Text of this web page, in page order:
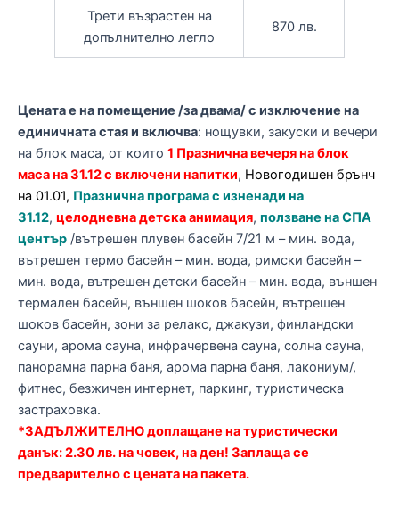
Трети възрастен на
допълнително легло
870 лв.
Ценатае на помещение /за двама/ с изключение на
единичната стая и включва: нощувки, закуски и вечери
на блок маса, от които 1 Празнична вечеря на блок
маса на 31.12 с включени напитки, Новогодишен брънч
на 01.01, Празнична програма с изненади на
31.12, целодневна детска анимация, ползване на СПА
център /вътрешен плувен басейн 7/21 м – мин. вода,
вътрешен термо басейн – мин. вода, римски басейн –
мин. вода, вътрешен детски басейн – мин. вода, външен
термален басейн, външен шоков басейн, вътрешен
шоков басейн, зони за релакс, джакузи, финландски
сауни, арома сауна, инфрачервена сауна, солна сауна,
панорамна парна баня, арома парна баня, лакониум/,
фитнес, безжичен интернет, паркинг, туристическа
застраховка.
*ЗАДЪЛЖИТЕЛНО доплащане на туристически
данък: 2.30 лв. на човек, на ден! Заплаща се
предварително с цената на пакета.